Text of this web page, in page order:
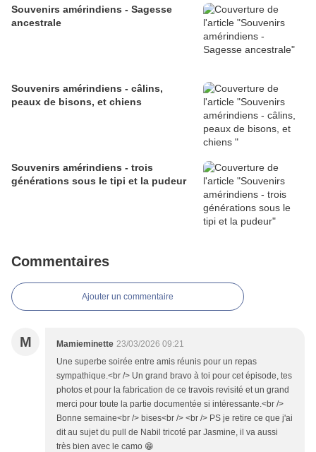
Souvenirs amérindiens - Sagesse
ancestrale
Souvenirs amérindiens - câlins,
peaux de bisons, et chiens
Souvenirs amérindiens - trois
générations sous le tipi et la pudeur
Commentaires
Ajouter un commentaire
M Mamieminette 23/03/2026 09:21
Une superbe soirée entre amis réunis pour un repas
sympathique.<br /> Un grand bravo à toi pour cet épisode, tes
photos et pour la fabrication de ce travois revisité et un grand
merci pour toute la partie documentée si intéressante.<br />
Bonne semaine<br /> bises<br /> <br /> PS je retire ce que j'ai
dit au sujet du pull de Nabil tricoté par Jasmine, il va aussi
très bien avec le camo 😁